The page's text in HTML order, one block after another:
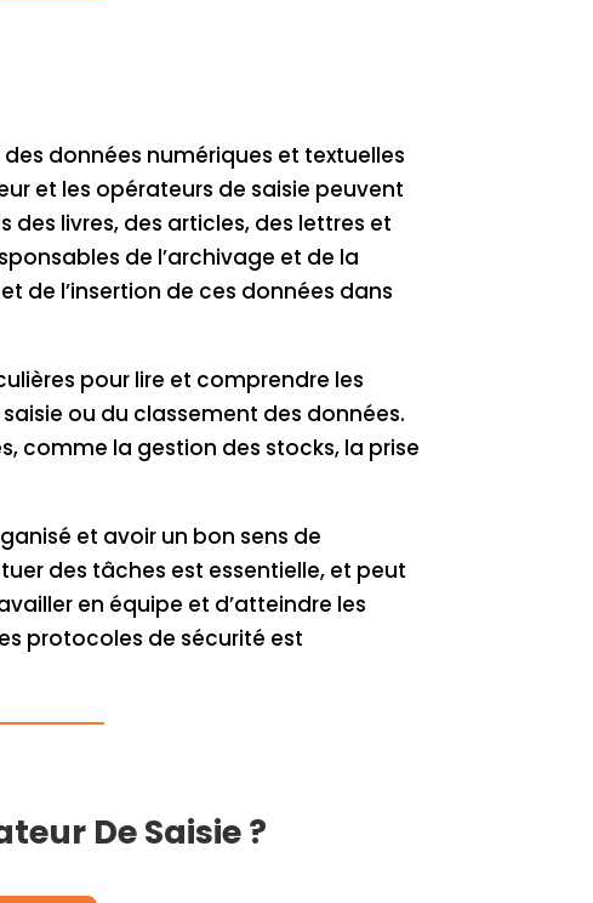
données numériques et textuelles
et les opérateurs de saisie peuvent
livres, des articles, des lettres et
de l’archivage et de la
de l’insertion de ces données dans
pour lire et comprendre les
ou du classement des données.
comme la gestion des stocks, la prise
et avoir un bon sens de
des tâches est essentielle, et peut
en équipe et d’atteindre les
protocoles de sécurité est
De Saisie ?